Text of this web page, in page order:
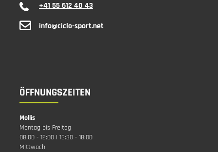
+41 55 612 40 43
info@ciclo-sport.net
ÖFFNUNGSZEITEN
Mollis
Montag bis Freitag
08:00 - 12:00 | 13:30 - 18:00
Mittwoch